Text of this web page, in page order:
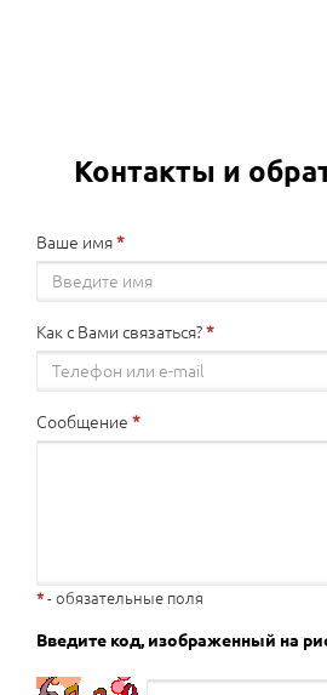
Контакты и
Ваше имя
Как с Вами связаться?
Сообщение
- обязательные поля
Введите код, изображенный на